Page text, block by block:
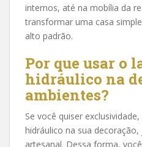
internos, até na mobília da
transformar uma casa
alto padrão.
Por que usar o
hidráulico na
ambientes?
Se você quiser
hidráulico na sua
artesanal. Dessa forma,